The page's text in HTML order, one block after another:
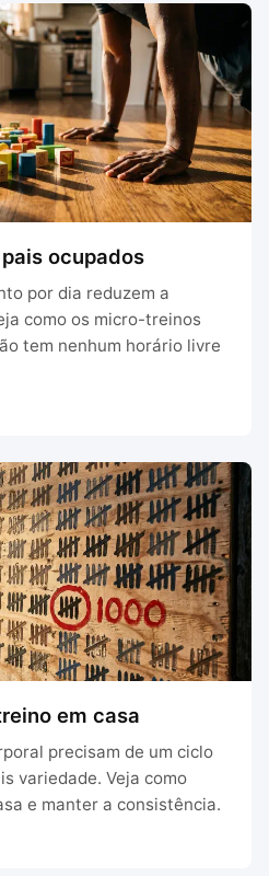
ocupados
por dia reduzem a
como os micro-treinos
tem nenhum horário livre
em casa
precisam de um ciclo
variedade. Veja como
e manter a consistência.